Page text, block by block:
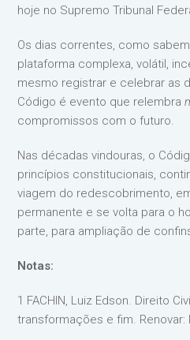
hoje no Supremo Tribunal
Os dias correntes, como
plataforma complexa, volátil,
mesmo registrar e celebrar as
Código é evento que relembra
compromissos com o futuro.
Nas décadas vindouras, o
princípios constitucionais,
viagem do redescobrimento,
permanente e se volta para o
parte, para ampliação de
Notas:
1 FACHIN, Luiz Edson. Direito
transformações e fim. Renovar: